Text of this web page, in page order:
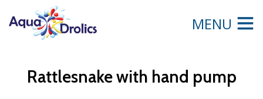
MENU
Rattlesnake with hand pump